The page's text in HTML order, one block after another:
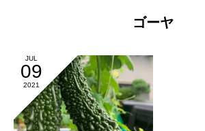
ゴーヤ
JUL
09
2021